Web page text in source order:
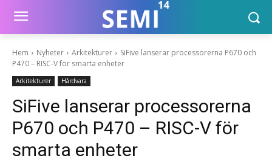
Hem Nyheter Arkitekturer
SiFive lanserar processorerna P670 och
P470 – RISC-V för smarta enheter
Arkitekturer Hårdvara
SiFive lanserar processorerna
P670 och P470 – RISC-V för
smarta enheter